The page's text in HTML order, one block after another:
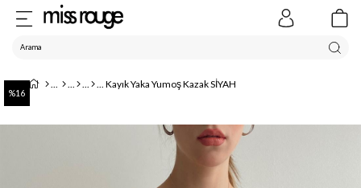
Kayık Yaka Yumoş Kazak SİYAH
16